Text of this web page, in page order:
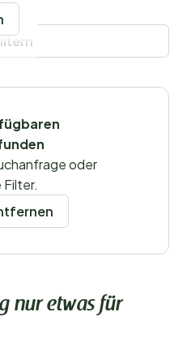
oder
nur etwas für